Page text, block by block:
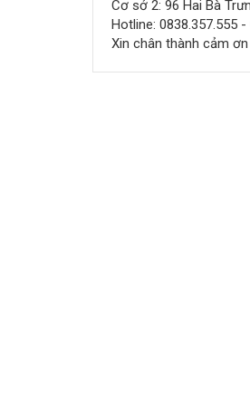
Cơ sở 2: 96 Hai Bà
Hotline: 0838.357.555
Xin chân thành cảm